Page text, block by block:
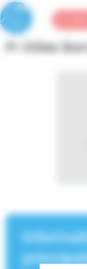
Pr Gilles
Panneau de gestion des